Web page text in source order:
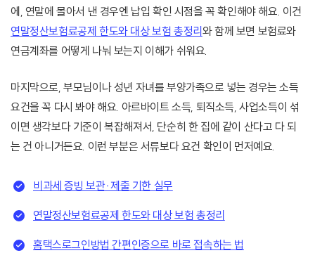
에, 연말에 몰아서 낸 경우엔 납입 확인 시점을 꼭 확인해야 해요. 이건
연말정산보험료공제 한도와 대상 보험 총정리 와 함께 보면 보험료와
연금계좌를 어떻게 나눠 보는지 이해가 쉬워요.
마지막으로, 부모님이나 성년 자녀를 부양가족으로 넣는 경우는 소득
요건을 꼭 다시 봐야 해요. 아르바이트 소득, 퇴직소득, 사업소득이 섞
이면 생각보다 기준이 복잡해져서, 단순히 한 집에 같이 산다고 다 되
는 건 아니거든요. 이런 부분은 서류보다 요건 확인이 먼저예요.
비과세 증빙 보관·제출 기한 실무
연말정산보험료공제 한도와 대상 보험 총정리
홈택스로그인방법 간편인증으로 바로 접속하는 법